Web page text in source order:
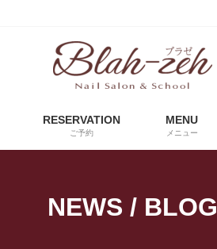
RESERVATION
ご予約
MENU
メニュー
NEWS / BLOG